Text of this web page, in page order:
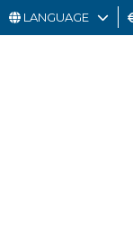
LANGUAGE